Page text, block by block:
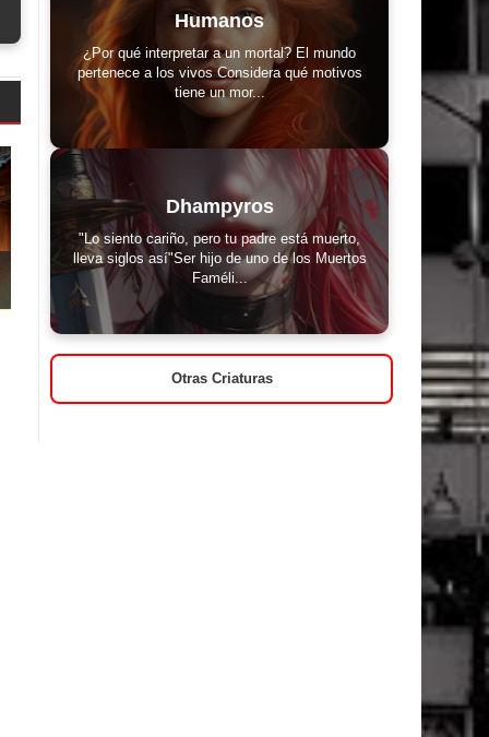
Humanos
¿Por qué interpretar a un mortal? El mundo
pertenece a los vivos Considera qué motivos
tiene un mor...
Dhampyros
"Lo siento cariño, pero tu padre está muerto,
lleva siglos así"Ser hijo de uno de los Muertos
Faméli...
Otras Criaturas